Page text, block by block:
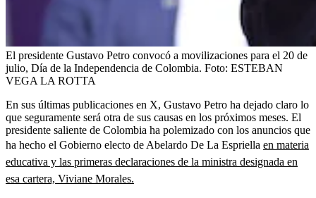
El presidente Gustavo Petro convocó a movilizaciones para el 20 de
julio, Día de la Independencia de Colombia. Foto: ESTEBAN
VEGA LA ROTTA
En sus últimas publicaciones en X, Gustavo Petro ha dejado claro lo
que seguramente será otra de sus causas en los próximos meses. El
presidente saliente de Colombia ha polemizado con los anuncios que
ha hecho el Gobierno electo de Abelardo De La Espriella en materia
educativa y las primeras declaraciones de la ministra designada en
esa cartera, Viviane Morales.